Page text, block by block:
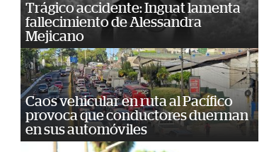
Trágico accidente: Inguat lamenta
fallecimiento de Alessandra
Mejicano
Caos vehicular en ruta al Pacífico
provoca que conductores duerman
en sus automóviles